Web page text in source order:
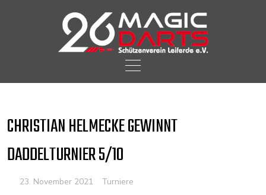
content
CHRISTIAN HELMECKE GEWINNT
DADDELTURNIER 5/10
23. November 2021 Turniere